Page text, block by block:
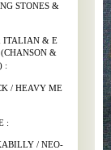
STONES &
ITALIAN & E
&
:
/ HEAVY ME
:
/ NEO-